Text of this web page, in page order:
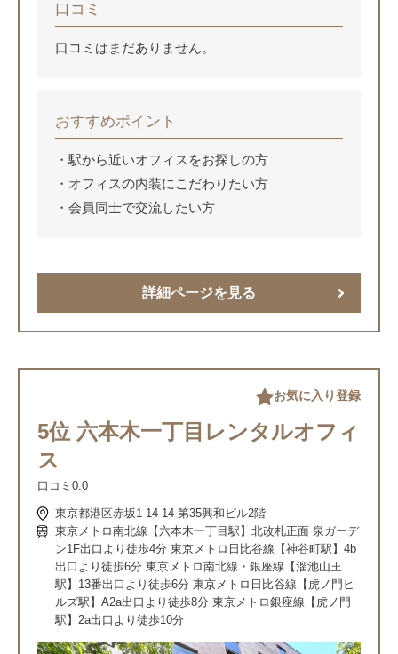
口コミ
口コミはまだありません。
おすすめポイント
駅から近いオフィスをお探しの方
オフィスの内装にこだわりたい方
会員同士で交流したい方
詳細ページを見る
5位 六本木一丁目レンタルオフィ
ス
口コミ 0.0
東京都港区赤坂1-14-14 第35興和ビル2階
東京メトロ南北線【六本木一丁目駅】北改札正面 泉ガーデ
ン1F出口より徒歩4分 東京メトロ日比谷線【神谷町駅】4b
出口より徒歩6分 東京メトロ南北線・銀座線【溜池山王
駅】13番出口より徒歩6分 東京メトロ日比谷線【虎ノ門ヒ
ルズ駅】A2a出口より徒歩8分 東京メトロ銀座線【虎ノ門
駅】2a出口より徒歩10分
お気に入り登録